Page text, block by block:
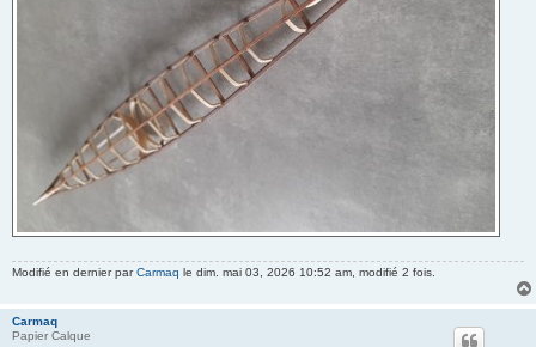
Modifié en dernier parCarmaq le dim. mai 03, 2026 10:52 am, modifié 2 fois.
Carmaq
Papier Calque